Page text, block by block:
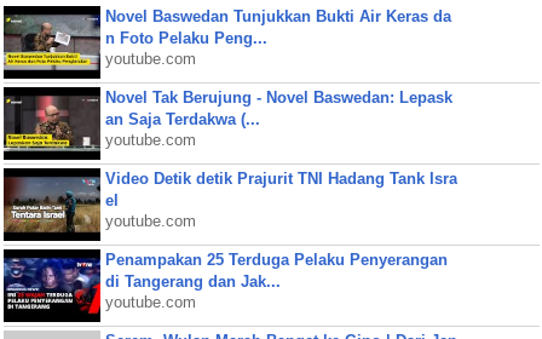
Novel Baswedan Tunjukkan Bukti Air Keras da
n Foto Pelaku Peng...
youtube.com
Novel Tak Berujung - Novel Baswedan: Lepask
an Saja Terdakwa (...
youtube.com
Video Detik detik Prajurit TNI Hadang Tank Isra
el
youtube.com
Penampakan 25 Terduga Pelaku Penyerangan
di Tangerang dan Jak...
youtube.com